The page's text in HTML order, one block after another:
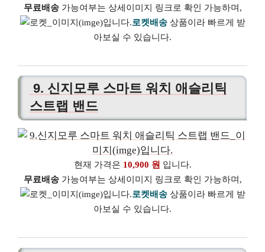
무료배송가능여부는 상세이미지 링크로 확인 가능하며,
로켓배송상품이라 빠르게 받
아보실 수 있습니다.
9. 신지모루 스마트 워치 애슬리틱
스트랩 밴드
현재 가격은 10,900 원 입니다.
무료배송가능여부는 상세이미지 링크로 확인 가능하며,
로켓배송상품이라 빠르게 받
아보실 수 있습니다.